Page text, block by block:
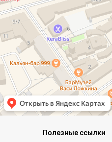
Полезные ссылки